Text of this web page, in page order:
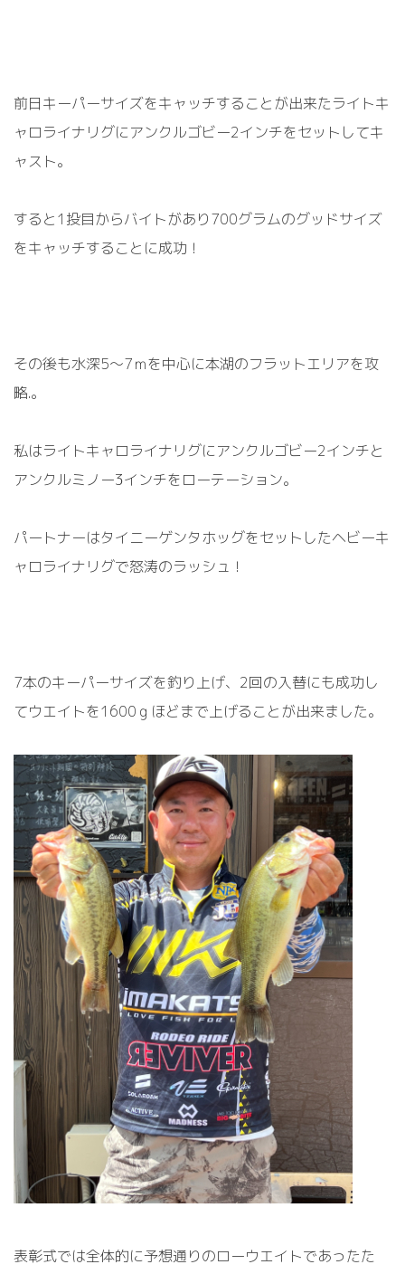
前日キーパーサイズをキャッチすることが出来たライトキ
ャロライナリグにアンクルゴビー2インチをセットしてキ
ャスト。
すると1投目からバイトがあり700グラムのグッドサイズ
をキャッチすることに成功！
その後も水深5～7ｍを中心に本湖のフラットエリアを攻
略.。
私はライトキャロライナリグにアンクルゴビー2インチと
アンクルミノー3インチをローテーション。
パートナーはタイニーゲンタホッグをセットしたヘビーキ
ャロライナリグで怒涛のラッシュ！
7本のキーパーサイズを釣り上げ、2回の入替にも成功し
てウエイトを1600ｇほどまで上げることが出来ました。
表彰式では全体的に予想通りのローウエイトであったた